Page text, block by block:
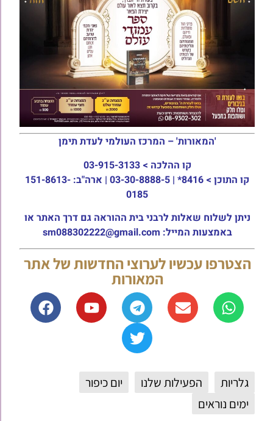
'המאורות' – המרכז העולמי לעדת תימן
קו ההלכה > 03-915-3133
קו התוכן >
8416* | 03-30-8888-5 | ארה"ב: 151-8613-
0185
ניתן לשלוח שאלות לרבני בית ההוראה גם דרך האתר או
באמצעות המייל: sm088302222@gmail.com
הצטרפו עכשיו לערוצי החדשות של אתר
המאורות
גלריות הפעילות שלנו
יום כיפור
ימים נוראים